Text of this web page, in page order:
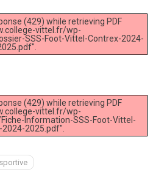
(429) while retrieving PDF
vittel.fr/wp-
SSS-Foot-Vittel-Contrex-2024-
(429) while retrieving PDF
vittel.fr/wp-
Information-SSS-Foot-Vittel-
2025.pdf".